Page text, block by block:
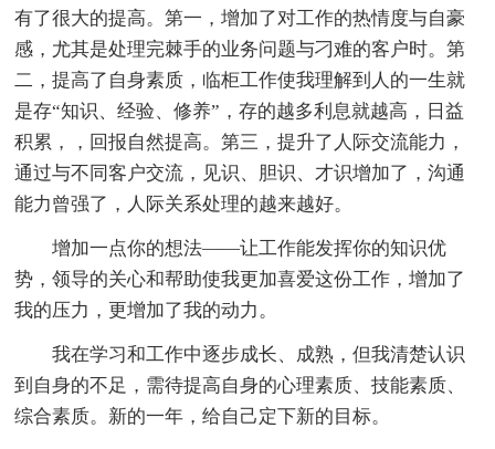
有了很大的提高。第一，增加了对工作的热情度与自豪
感，尤其是处理完棘手的业务问题与刁难的客户时。第
二，提高了自身素质，临柜工作使我理解到人的一生就
是存“知识、经验、修养”，存的越多利息就越高，日益
积累，，回报自然提高。第三，提升了人际交流能力，
通过与不同客户交流，见识、胆识、才识增加了，沟通
能力曾强了，人际关系处理的越来越好。
增加一点你的想法——让工作能发挥你的知识优
势，领导的关心和帮助使我更加喜爱这份工作，增加了
我的压力，更增加了我的动力。
我在学习和工作中逐步成长、成熟，但我清楚认识
到自身的不足，需待提高自身的心理素质、技能素质、
综合素质。新的一年，给自己定下新的目标。